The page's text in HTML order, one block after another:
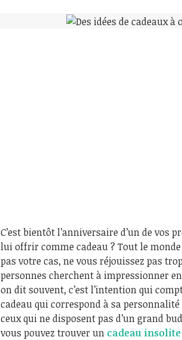
C’est bientôt l’anniversaire d’un de vos
lui offrir comme cadeau ? Tout le
pas votre cas, ne vous réjouissez pas
personnes cherchent à impressionner
on dit souvent, c’est l’intention qui
cadeau qui correspond à sa
ceux qui ne disposent pas d’un grand
vous pouvez trouver un cadeau